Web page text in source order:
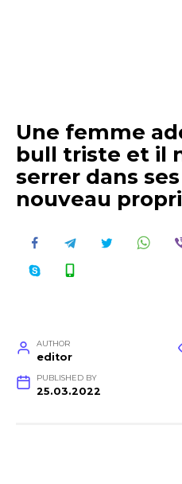
Une femme
bull triste et il
serrer dans
nouveau
AUTHOR
editor
PUBLISHED BY
25.03.2022